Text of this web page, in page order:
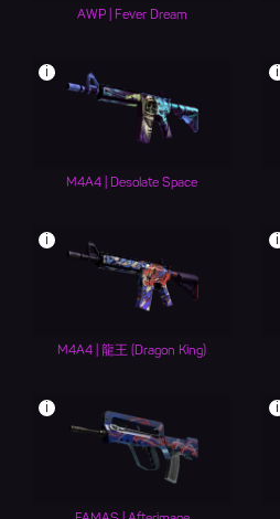
AWP | Fever Dream
i
M4A4 | Desolate Space
i
i
M4A4 | 龍王 (Dragon King)
i
i i